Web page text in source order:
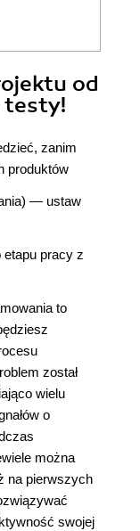
od
testy!
zanim
produktów
— ustaw
pracy z
to
został
wielu
o
można
na pierwszych
swojej